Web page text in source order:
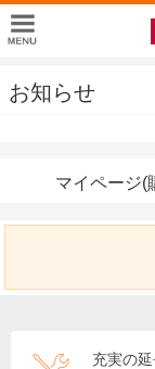
お知らせ
マイページ(
充実の